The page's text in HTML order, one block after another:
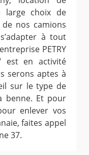
large choix de
nos camions
à tout
PETRY
est en activité
serons aptes à
sur le type de
benne. Et pour
enlever vos
faites appel
37.